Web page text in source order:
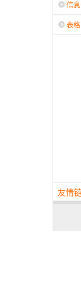
信
表
友情链